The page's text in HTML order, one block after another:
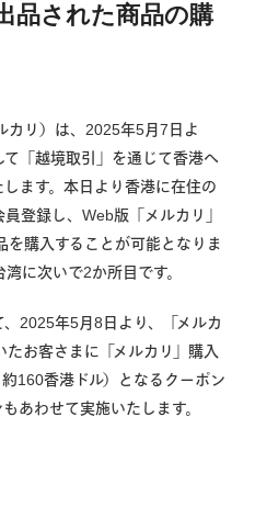
品された商品の購
カリ）は、2025年5月7日よ
て「越境取引」を通じて香港へ
ます。本日より香港に在住の
登録し、Web版「メルカリ」
購入することが可能となりま
に次いで2か所目です。
2025年5月8日より、「メルカ
お客さまに「メルカリ」購入
160香港ドル）となるクーポン
あわせて実施いたします。